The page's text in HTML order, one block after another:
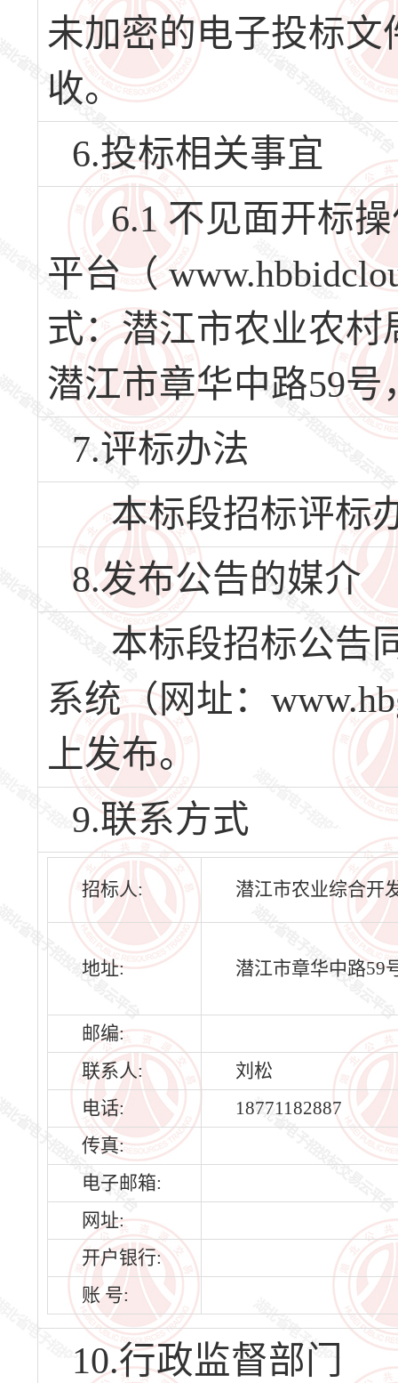
未加密的电子投标文
收。
6.投标相关事宜
6.1 不见面开标操
平台（
式：潜江市农业农村
潜江市章华中路59号
7.评标办法
本标段招标评标
8.发布公告的媒介
本标段招标公告
系统（网址：
上发布。
9.联系方式
招标人: 潜江市农业综合开
地址: 潜江市章华中路59
邮编:
联系人:
刘松
电话:
18771182887
传真:
电子邮箱:
网址:
开户银行:
账 号:
10.行政监督部门